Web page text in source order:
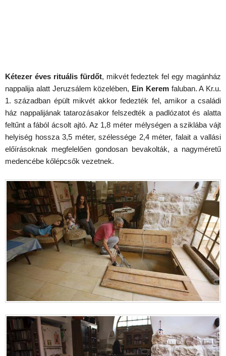
Kétezer éves rituális fürdőt, mikvét fedeztek fel egy magánház
nappalija alatt Jeruzsálem közelében, Ein Keremfaluban. A Kr.u.
1. században épült mikvét akkor fedezték fel, amikor a családi
ház nappalijának tatarozásakor felszedték a padlózatot és alatta
feltűnt a fából ácsolt ajtó. Az 1,8 méter mélységen a sziklába vájt
helyiség hossza 3,5 méter, szélessége 2,4 méter, falait a vallási
előírásoknak megfelelően gondosan bevakolták, a nagyméretű
medencébe kőlépcsők vezetnek.